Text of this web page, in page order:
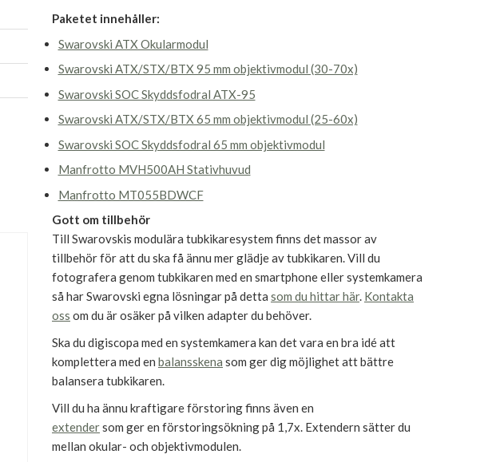
Paketet innehåller:
Swarovski ATX Okularmodul
Swarovski ATX/STX/BTX 95 mm objektivmodul (30-70x)
Swarovski SOC Skyddsfodral ATX-95
Swarovski ATX/STX/BTX 65 mm objektivmodul (25-60x)
Swarovski SOC Skyddsfodral 65 mm objektivmodul
Manfrotto MVH500AH Stativhuvud
Manfrotto MT055BDWCF
Gott om tillbehör
Till Swarovskis modulära tubkikaresystem finns det massor av
tillbehör för att du ska få ännu mer glädje av tubkikaren. Vill du
fotografera genom tubkikaren med en smartphone eller systemkamera
så har Swarovski egna lösningar på detta som du hittar här. Kontakta
oss om du är osäker på vilken adapter du behöver.
Ska du digiscopa med en systemkamera kan det vara en bra idé att
komplettera med en balansskena som ger dig möjlighet att bättre
balansera tubkikaren.
Vill du ha ännu kraftigare förstoring finns även en
extendersom ger en förstoringsökning på 1,7x. Extendern sätter du
mellan okular- och objektivmodulen.